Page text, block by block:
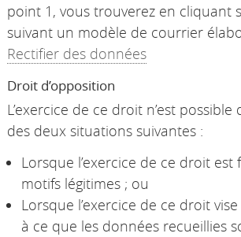
point 1, vous trouverez en cliquant
suivant un modèle de courrier
Rectifier des données
Droit d’opposition
L’exercice de ce droit n’est possible
des deux situations suivantes :
Lorsque l’exercice de ce droit est
motifs légitimes ; ou
Lorsque l’exercice de ce droit
à ce que les données recueillies